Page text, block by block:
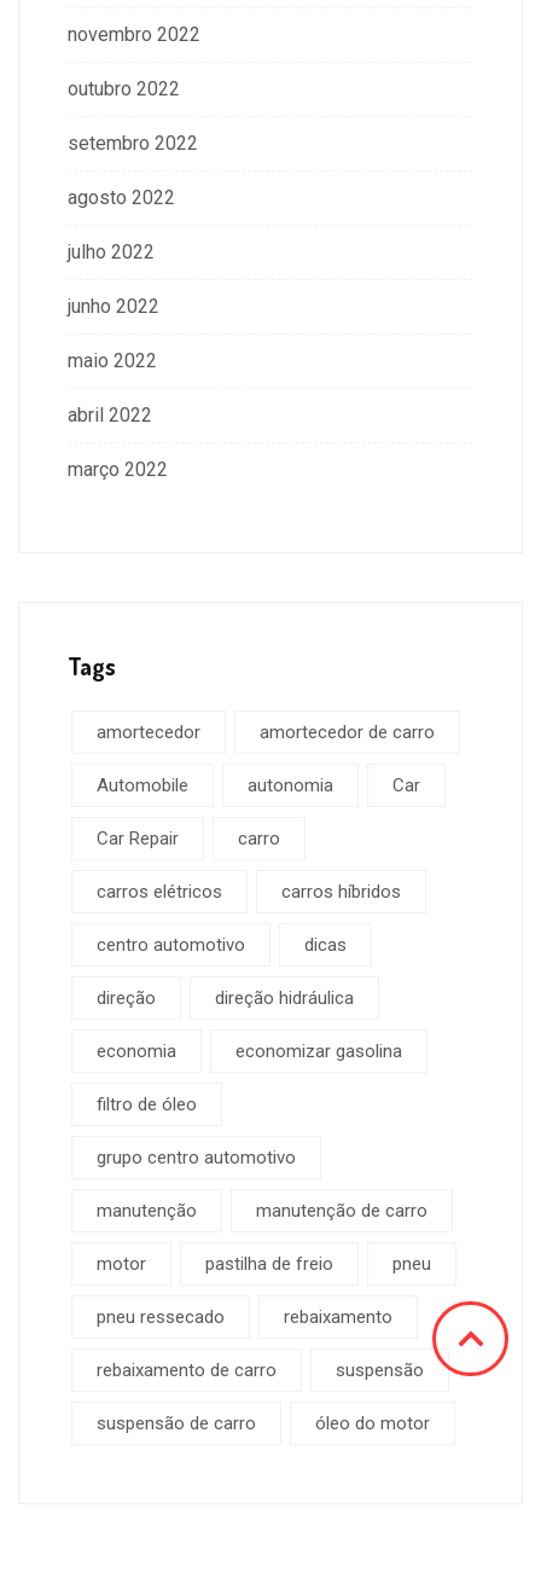
novembro 2022
outubro 2022
setembro 2022
agosto 2022
julho 2022
junho 2022
maio 2022
abril 2022
março 2022
Tags
amortecedor amortecedor de carro
Automobile autonomia Car
Car Repair carro
carros elétricos carros híbridos
centro automotivo dicas
direção direção hidráulica
economia economizar gasolina
filtro de óleo
grupo centro automotivo
manutenção manutenção de carro
motor pastilha de freio pneu
pneu ressecado rebaixamento
rebaixamento de carro suspensão
suspensão de carro óleo do motor